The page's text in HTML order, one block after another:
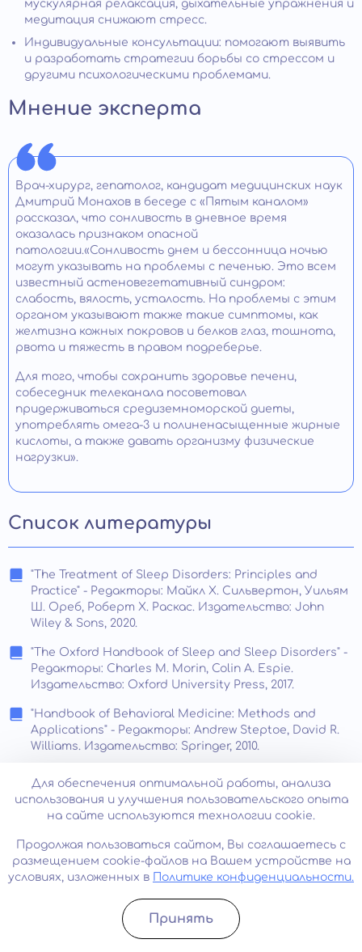
мускулярная релаксация, дыхательные упражнения и
медитация снижают стресс.
Индивидуальные консультации: помогают выявить
и разработать стратегии борьбы со стрессом и
другими психологическими проблемами.
Мнение эксперта
Врач-хирург, гепатолог, кандидат медицинских наук
Дмитрий Монахов в беседе с «Пятым каналом»
рассказал, что сонливость в дневное время
оказалась признаком опасной
патологии.«Сонливость днем и бессонница ночью
могут указывать на проблемы с печенью. Это всем
известный астеновегетативный синдром:
слабость, вялость, усталость. На проблемы с этим
органом указывают также такие симптомы, как
желтизна кожных покровов и белков глаз, тошнота,
рвота и тяжесть в правом подреберье.
Для того, чтобы сохранить здоровье печени,
собеседник телеканала посоветовал
придерживаться средиземноморской диеты,
употреблять омега-3 и полиненасыщенные жирные
кислоты, а также давать организму физические
нагрузки».
Список литературы
"The Treatment of Sleep Disorders: Principles and
Practice" - Редакторы: Майкл Х. Сильвертон, Уильям
Ш. Ореб, Роберт Х. Раскас. Издательство: John
Wiley & Sons, 2020.
"The Oxford Handbook of Sleep and Sleep Disorders" -
Редакторы: Charles M. Morin, Colin A. Espie.
Издательство: Oxford University Press, 2017.
"Handbook of Behavioral Medicine: Methods and
Applications" - Редакторы: Andrew Steptoe, David R.
Williams. Издательство: Springer, 2010.
"Cognitive Behavioral Treatment of Insomnia: A Session-
by-Session Guide" - Авторы: Michael L. Perlis, Carissa
M. Coulbourne, Brett Kuhn. Издательство: Springer,
2015.
"Psychological Treatment of Insomnia" - Автор: Jack D.
Edinger. Издательство: John Wiley & Sons, 2010.
"The Relaxation and Stress Reduction Workbook" -
Авторы: Martha Davis, Elizabeth Robbins Eshelman,
Matthew McKay. Издательство: New Harbinger
Записатьcя
Для обеспечения оптимальной работы, анализа
использования и улучшения пользовательского опыта
на сайте используются технологии cookie.
Продолжая пользоваться сайтом, Вы соглашаетесь с
размещением cookie-файлов на Вашем устройстве на
условиях, изложенных в
Политике конфиденциальности.
Принять